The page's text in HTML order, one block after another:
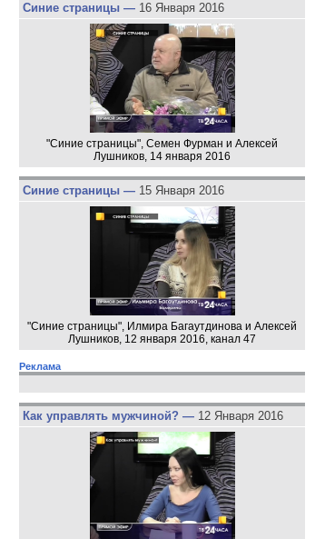
Синие страницы — 16 Января 2016
"Синие страницы", Семен Фурман и Алексей
Лушников, 14 января 2016
Синие страницы — 15 Января 2016
"Синие страницы", Илмира Багаутдинова и Алексей
Лушников, 12 января 2016, канал 47
Реклама
Как управлять мужчиной? — 12 Января 2016